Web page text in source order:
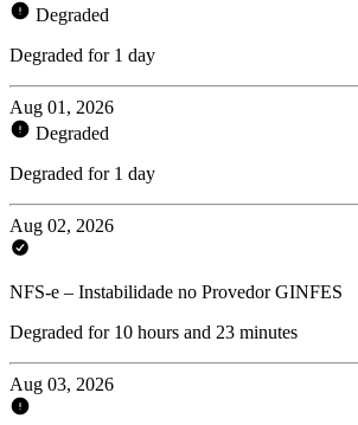
Degraded
Degraded for 1 day
Aug 01, 2026
Degraded
Degraded for 1 day
Aug 02, 2026
NFS-e – Instabilidade no Provedor GINFES
Degraded for 10 hours and 23 minutes
Aug 03, 2026